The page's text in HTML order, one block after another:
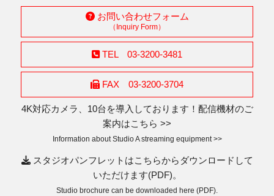
お問い合わせフォーム
（Inquiry Form）
TEL 03-3200-3481
FAX 03-3200-3704
4K対応カメラ、10台を導入しております！配信機材のご
案内はこちら >>
Information about Studio A streaming equipment >>
スタジオパンフレットはこちらからダウンロードして
いただけます(PDF)。
Studio brochure can be downloaded here (PDF).